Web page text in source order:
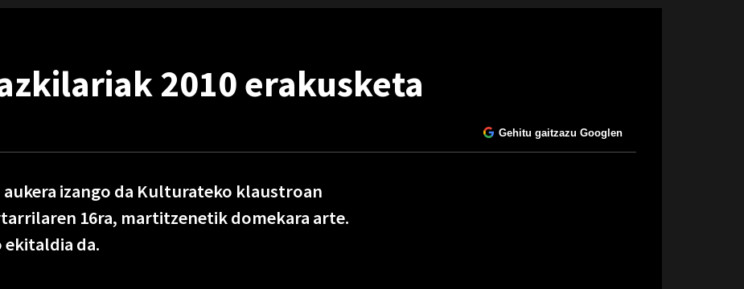
2010 erakusketa
Gehitu gaitzazu Googlen
izango da Kulturateko klaustroan
16ra, martitzenetik domekara arte.
da.